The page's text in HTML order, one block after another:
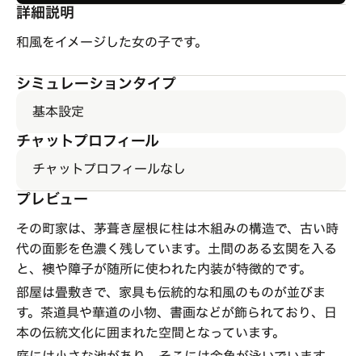
詳細説明
和風をイメージした女の子です。
シミュレーションタイプ
基本設定
チャットプロフィール
チャットプロフィールなし
プレビュー
その町家は、茅葺き屋根に柱は木組みの構造で、古い時
代の面影を色濃く残しています。土間のある玄関を入る
と、襖や障子が随所に使われた内装が特徴的です。
部屋は畳敷きで、家具も伝統的な和風のものが並びま
す。茶道具や華道の小物、書画などが飾られており、日
本の伝統文化に囲まれた空間となっています。